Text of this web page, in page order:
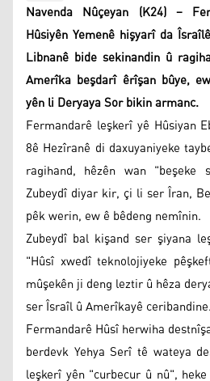
Navenda Nûçeyan (K24) –
Hûsiyên Yemenê hişyarî da
Libnanê bide sekinandin û
Amerîka beşdarî êrîşan bûye,
yên li Deryaya Sor bikin armanc.
Fermandarê leşkerî yê Hûsiyan
8ê Hezîranê di daxuyaniyeke
ragihand, hêzên wan
Zubeydî diyar kir, çi li ser Îran,
pêk werin, ew ê bêdeng nemînin.
Zubeydî bal kişand ser şiyana
"Hûsî xwedî teknolojiyeke
mûşekên ji deng leztir û hêza
ser Îsraîl û Amerîkayê
Fermandarê Hûsî herwiha
berdevk Yehya Serî tê wateya
leşkerî yên "curbecur û nû",